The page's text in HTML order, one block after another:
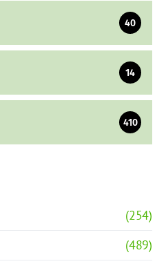
40
14
410
(254)
(489)